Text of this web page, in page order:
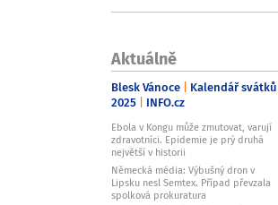
Aktuálně
Blesk Vánoce Kalendář svátků
2025 INFO.cz
Ebola v Kongu může zmutovat, varují
zdravotníci. Epidemie je prý druhá
největší v historii
Německá média: Výbušný dron v
Lipsku nesl Semtex. Případ převzala
spolková prokuratura